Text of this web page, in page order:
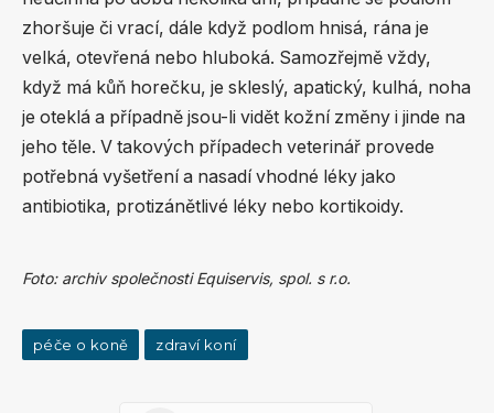
zhoršuje či vrací, dále když podlom hnisá, rána je
velká, otevřená nebo hluboká. Samozřejmě vždy,
když má kůň horečku, je skleslý, apatický, kulhá, noha
je oteklá a případně jsou-li vidět kožní změny i jinde na
jeho těle. V takových případech veterinář provede
potřebná vyšetření a nasadí vhodné léky jako
antibiotika, protizánětlivé léky nebo kortikoidy.
Foto: archiv společnosti Equiservis, spol. s r.o.
péče o koně zdraví koní